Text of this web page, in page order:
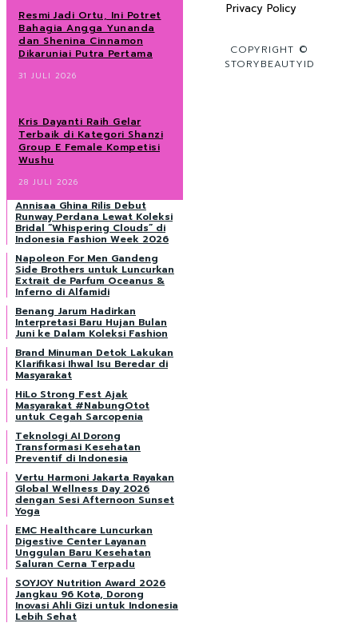
Resmi Jadi Ortu, Ini Potret
Bahagia Angga Yunanda
dan Shenina Cinnamon
Dikaruniai Putra Pertama
31 JULI 2026
Kris Dayanti Raih Gelar
Terbaik di Kategori Shanzi
Group E Female Kompetisi
Wushu
28 JULI 2026
Annisaa Ghina Rilis Debut
Runway Perdana Lewat Koleksi
Bridal “Whispering Clouds” di
Indonesia Fashion Week 2026
Napoleon For Men Gandeng
Side Brothers untuk Luncurkan
Extrait de Parfum Oceanus &
Inferno di Alfamidi
Benang Jarum Hadirkan
Interpretasi Baru Hujan Bulan
Juni ke Dalam Koleksi Fashion
Brand Minuman Detok Lakukan
Klarifikasi Ihwal Isu Beredar di
Masyarakat
HiLo Strong Fest Ajak
Masyarakat #NabungOtot
untuk Cegah Sarcopenia
Teknologi AI Dorong
Transformasi Kesehatan
Preventif di Indonesia
Vertu Harmoni Jakarta Rayakan
Global Wellness Day 2026
dengan Sesi Afternoon Sunset
Yoga
EMC Healthcare Luncurkan
Digestive Center Layanan
Unggulan Baru Kesehatan
Saluran Cerna Terpadu
SOYJOY Nutrition Award 2026
Jangkau 96 Kota, Dorong
Inovasi Ahli Gizi untuk Indonesia
Lebih Sehat
Privacy Policy
COPYRIGHT ©
STORYBEAUTYID